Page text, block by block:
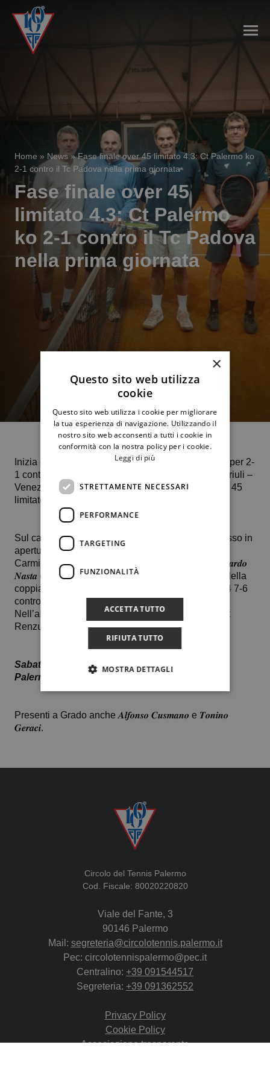
Home » News»Fase finale over 45 limitato 4.3: Ct Palermo ko
2-1 contro il Tc Padova nella prima giornata
Fase finale over 45
limitato 4.3: Ct Palermo
ko 2-1 contro il Tc Padova
nella prima giornata
Inizia con una sconfitta, ma con l’onore delle armi, per 2-
1 contro i forti veneti del Tc Padova il percorso In Friuli –
Venezia Giulia della nostra squadra maschile over 45
limitato 4.3.
Sul campo in terra rossa indoor di Grado, al successo in
apertura di 𝑭𝒓𝒂𝒏𝒄𝒆𝒔𝒄𝒐 𝑫𝒐𝒏𝒛𝒆𝒍𝒍𝒊 per 6-2 6-4 su Luca
Carmignoto, hanno fatto seguito la sconfitta di 𝑹𝒊𝒄𝒄𝒂𝒓𝒅𝒐
𝑵𝒂𝒔𝒕𝒂 contro Vittorio Scalabrella per 5-7 6-3 6-0 e della
coppia 𝑭𝒓𝒂𝒏𝒄𝒆𝒔𝒄𝒐 𝑫𝒐𝒏𝒛𝒆𝒍𝒍𝒊 – 𝙍𝙞𝙘𝙘𝙖𝙧𝙙𝙤 𝙇𝙤 𝘾𝙖𝙨𝙘𝙞𝙤 6-4 7-6
contro Scalabrella – Alessio Langella.
Nell’altra gara della final four, vittoria per 2-1 del Ct
Renzulli (Av) sul Tc Napoli.
Sabato 5 ottobre ore 10: seconda giornata: Ct
Palermo vs Tc Renzulli
Presenti a Grado anche 𝑨𝒍𝒇𝒐𝒏𝒔𝒐 𝑪𝒖𝒔𝒎𝒂𝒏𝒐 e 𝑻𝒐𝒏𝒊𝒏𝒐
𝑮𝒆𝒓𝒂𝒄𝒊.
Circolo del Tennis Palermo
Cod. Fiscale: 80020220820
Viale del Fante, 3
90146 Palermo
Mail: segreteria@circolotennis.palermo.it
Pec: circolotennispalermo@pec.it
Centralino: +39 091544517
Segreteria: +39 091362552
Privacy Policy
Cookie Policy
Associazione trasparente
×
Questo sito web utilizza
cookie
Questo sito web utilizza i cookie per migliorare
la tua esperienza di navigazione. Utilizzando il
nostro sito web acconsenti a tutti i cookie in
conformità con la nostra policy per i cookie.
Leggi di più
STRETTAMENTE NECESSARI
PERFORMANCE
TARGETING
FUNZIONALITÀ
ACCETTA TUTTO
RIFIUTA TUTTO
MOSTRA DETTAGLI